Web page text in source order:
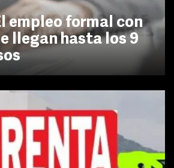
empleo formal con
llegan hasta los 9